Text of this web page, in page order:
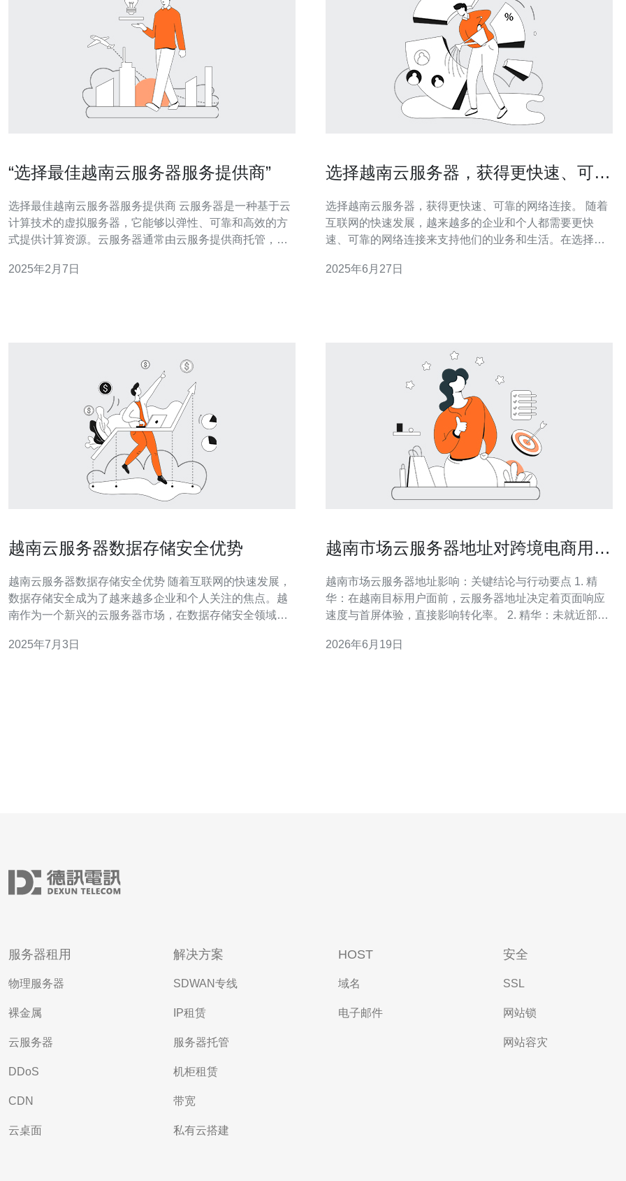
“选择最佳越南云服务器服务提供商”
选择最佳越南云服务器服务提供商 云服务器是一种基于云
计算技术的虚拟服务器，它能够以弹性、可靠和高效的方
式提供计算资源。云服务器通常由云服务提供商托管，用
亚地区的云计算中心，越南的云服务器服务提供商具有许
2025年2月7日
选择越南云服务器，获得更快速、可靠
选择越南云服务器，获得更快速、可靠的网络连接。 随着
互联网的快速发展，越来越多的企业和个人都需要更快
速、可靠的网络连接来支持他们的业务和生活。在选择云
1. 稳定性 越南云服务器提供了更加稳定的网络连接，保障
2025年6月27日
越南云服务器数据存储安全优势
越南云服务器数据存储安全优势 随着互联网的快速发展，
数据存储安全成为了越来越多企业和个人关注的焦点。越
南作为一个新兴的云服务器市场，在数据存储安全领域提
术，能够保护用户数据的安全。通过SSL加密协议和其他
2025年7月3日
越南市场云服务器地址对跨境电商用户
越南市场云服务器地址影响：关键结论与行动要点 1. 精
华：在越南目标用户面前，云服务器地址决定着页面响应
速度与首屏体验，直接影响转化率。 2. 精华：未就近部署
尤其是在越南这种移动优先市场。 3. 精华：从SEO与本地
2026年6月19日
服务器租用
物理服务器
裸金属
云服务器
DDoS
CDN
云桌面
解决方案
SDWAN专线
IP租赁
服务器托管
机柜租赁
带宽
私有云搭建
HOST
域名
电子邮件
安全
SSL
网站锁
网站容灾